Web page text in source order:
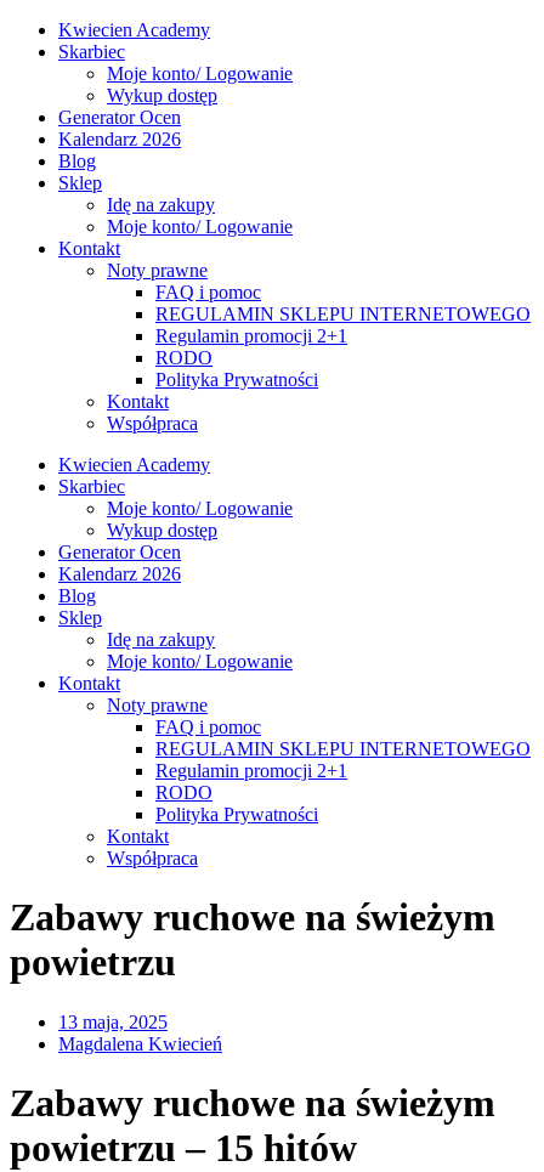
Kwiecien Academy
Skarbiec
Moje konto/ Logowanie
Wykup dostęp
Generator Ocen
Kalendarz 2026
Blog
Sklep
Idę na zakupy
Moje konto/ Logowanie
Kontakt
Noty prawne
FAQ i pomoc
REGULAMIN SKLEPU INTERNETOWEGO
Regulamin promocji 2+1
RODO
Polityka Prywatności
Kontakt
Współpraca
Kwiecien Academy
Skarbiec
Moje konto/ Logowanie
Wykup dostęp
Generator Ocen
Kalendarz 2026
Blog
Sklep
Idę na zakupy
Moje konto/ Logowanie
Kontakt
Noty prawne
FAQ i pomoc
REGULAMIN SKLEPU INTERNETOWEGO
Regulamin promocji 2+1
RODO
Polityka Prywatności
Kontakt
Współpraca
Zabawy ruchowe na świeżym
powietrzu
13 maja, 2025
Magdalena Kwiecień
Zabawy ruchowe na świeżym
powietrzu – 15 hitów